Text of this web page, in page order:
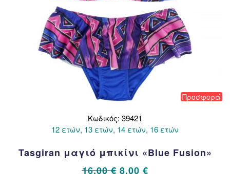
Προσφορά
Κωδικός: 39421
12 ετών, 13 ετών, 14 ετών, 16 ετών
Tasgiran μαγιό μπικίνι «Blue Fusion»
16,00€ Original
8,00 €Η